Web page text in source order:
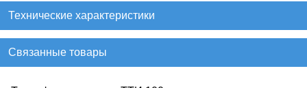
Технические характеристики
Связанные товары